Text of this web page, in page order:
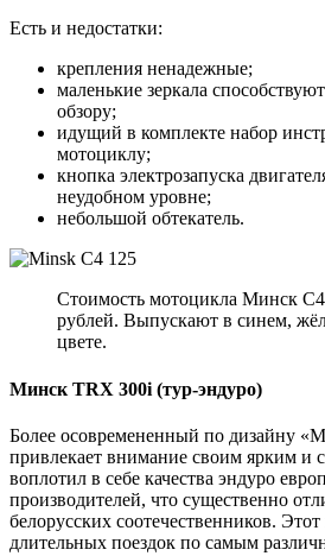
Есть и недостатки:
крепления ненадежные;
маленькие зеркала
обзору;
идущий в комплекте набор
мотоциклу;
кнопка электрозапуска
неудобном уровне;
небольшой обтекатель.
Стоимость мотоцикла Минск
рублей. Выпускают в синем,
цвете.
Минск TRX 300i (тур-эндуро)
Более осовремененный по дизайну
привлекает внимание своим ярким
воплотил в себе качества эндуро
производителей, что существенно
белорусских соотечественников.
длительных поездок по самым